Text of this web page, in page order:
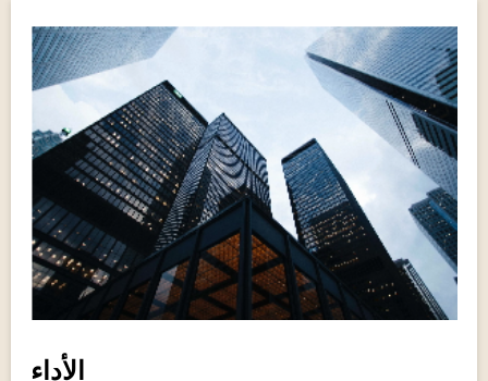
الأداء